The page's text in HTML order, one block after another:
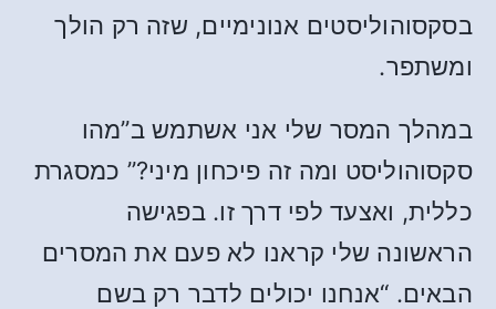
בסקסוהוליסטים אנונימיים, שזה רק הולך
ומשתפר.
במהלך המסר שלי אני אשתמש ב”מהו
סקסוהוליסט ומה זה פיכחון מיני?” כמסגרת
כללית, ואצעד לפי דרך זו. בפגישה
הראשונה שלי קראנו לא פעם את המסרים
הבאים. “אנחנו יכולים לדבר רק בשם